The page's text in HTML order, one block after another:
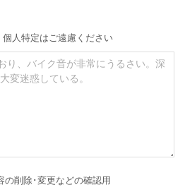
人特定はご遠慮ください
の削除･変更などの確認用